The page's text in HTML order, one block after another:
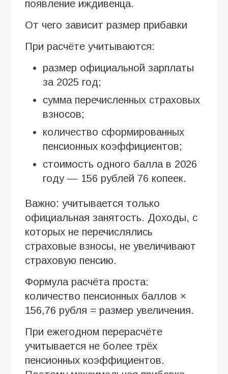
появление иждивенца.
От чего зависит размер прибавки
При расчёте учитываются:
размер официальной зарплаты
за 2025 год;
сумма перечисленных страховых
взносов;
количество сформированных
пенсионных коэффициентов;
стоимость одного балла в 2026
году — 156 рублей 76 копеек.
Важно: учитывается только
официальная занятость. Доходы, с
которых не перечислялись
страховые взносы, не увеличивают
страховую пенсию.
Формула расчёта проста:
количество пенсионных баллов ×
156,76 рубля = размер увеличения.
При ежегодном перерасчёте
учитывается не более трёх
пенсионных коэффициентов.